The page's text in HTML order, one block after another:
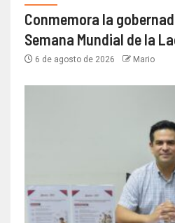
Conmemora la
Semana Mundial de la
6 de agosto de 2026 Mario